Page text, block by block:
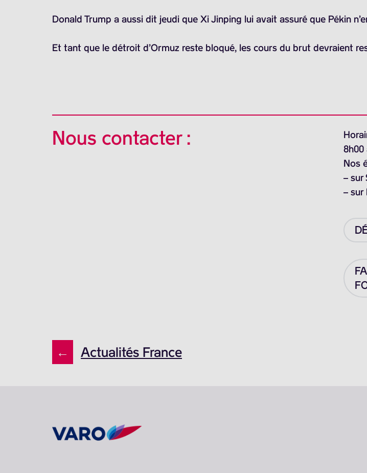
Donald Trump a aussi dit jeudi que Xi Jinping lui avait assuré que Pékin
Et tant que le détroit d’Ormuz reste bloqué, les cours du brut devraient
Nous contacter :
8h00
Nos
– sur
– sur
← Actualités France